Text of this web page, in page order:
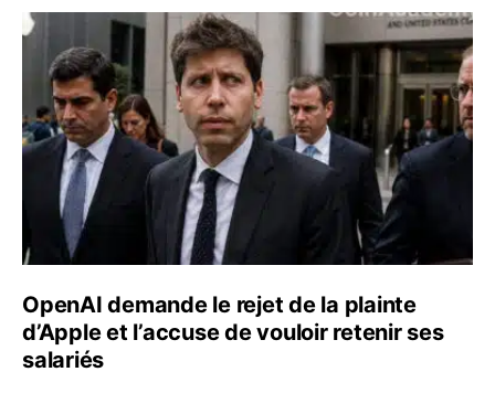
OpenAI demande le rejet de la plainte d’Apple et
OpenAI demande le rejet de la plainte
d’Apple et l’accuse de vouloir retenir ses
salariés